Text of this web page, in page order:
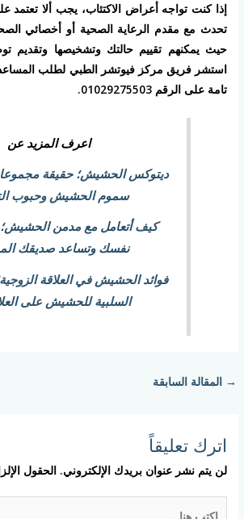
إذا كنت تواجه أعراض الاكتئاب، يجب ألا
تحدث مع مقدم الرعاية الصحية أو أخصائي
حيث يمكنهم تقييم حالتك وتشخيصها وتقديم
استشر فريق مركز فيوتشر الطبي لطلب
تامة على الرقم 01029275503.
اعرف المزيد عن
ديتوكس الحشيش؛ حقيقة
سموم الحشيش وحبوب
كيف أتعامل مع مدمن
نفسك وتساعد صديقك
فوائد الحشيش في العلاقة
السلبية للحشيش على
→ المقالة السابقة
اترك تعليقاً
لن يتم نشر عنوان بريدك الإلكتروني. الحقول